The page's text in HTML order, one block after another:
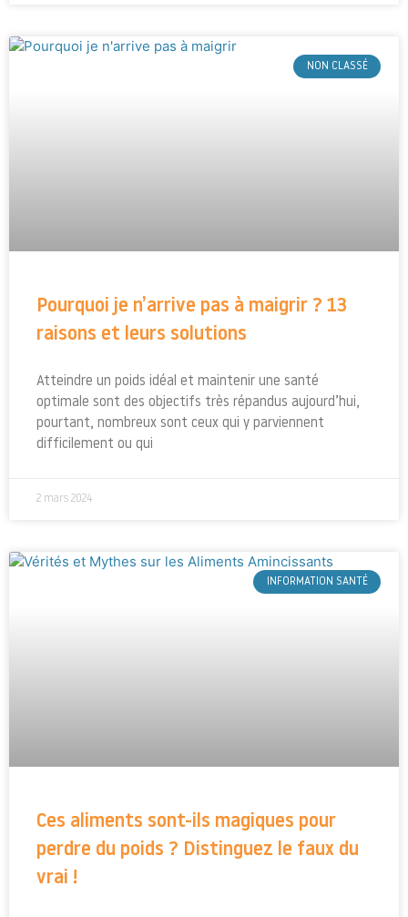
NON CLASSÉ
Pourquoi je n’arrive pas à maigrir ? 13
raisons et leurs solutions
Atteindre un poids idéal et maintenir une santé
optimale sont des objectifs très répandus aujourd’hui,
pourtant, nombreux sont ceux qui y parviennent
difficilement ou qui
2 mars 2024
INFORMATION SANTÉ
Ces aliments sont-ils magiques pour
perdre du poids ? Distinguez le faux du
vrai !